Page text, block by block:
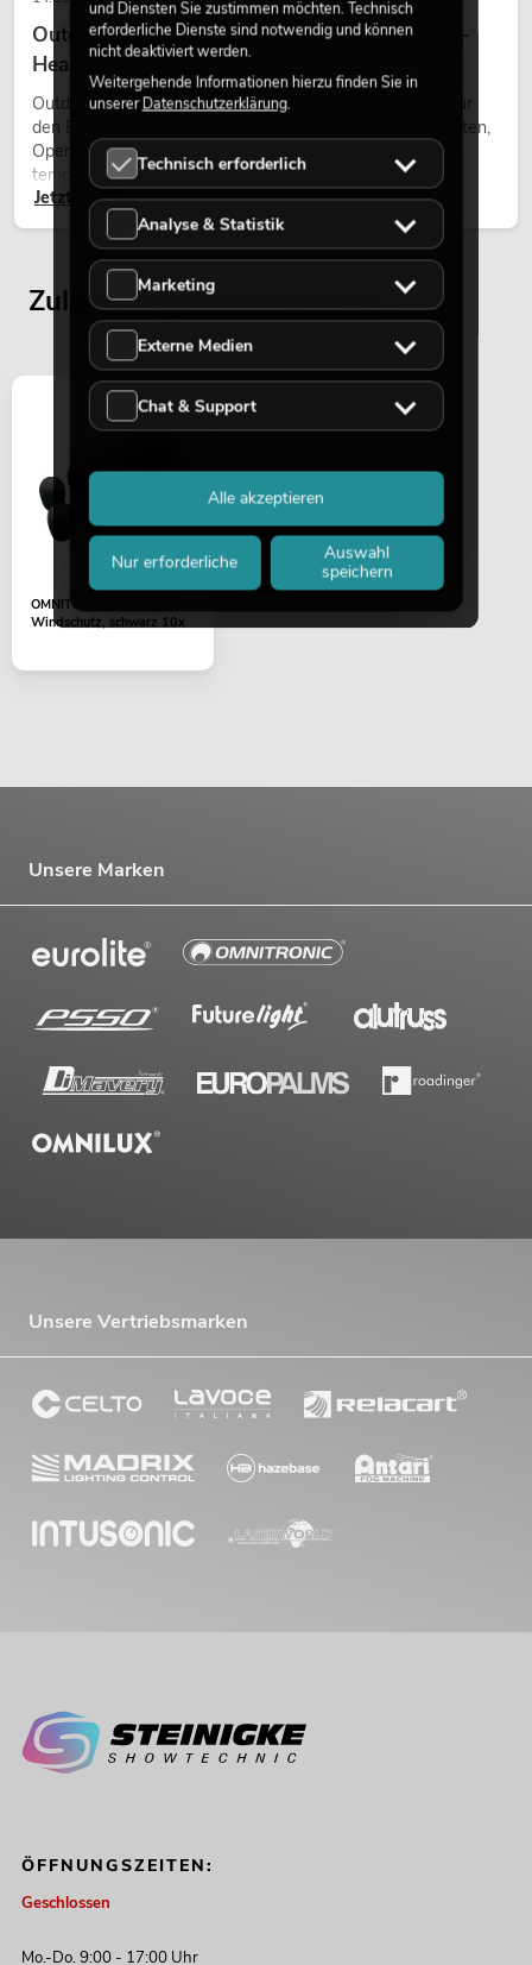
Outdoor Moving-Heads: Wetterfeste Moving-
Heads bei Events
Outdoor Moving-Heads sind bewegliche Scheinwerfer für
den Einsatz im Freien. Sie werden bei Festivals, Stadtfesten,
Open-Air-Konzerten, Architekturinszenierungen und
temporären Außeninstallationen eingesetzt.
Jetzt lesen
Zuletzt angesehene Artikel
OMNITRONIC UHF-100
Windschutz, schwarz 10x
Unsere Marken
Unsere Vertriebsmarken
ÖFFNUNGSZEITEN:
Geschlossen
Mo.-Do. 9:00 - 17:00 Uhr
und Diensten Sie zustimmen möchten. Technisch
erforderliche Dienste sind notwendig und können
nicht deaktiviert werden.
Weitergehende Informationen hierzu finden Sie in
unsererDatenschutzerklärung.
Technisch erforderlich
Analyse & Statistik
Marketing
Externe Medien
Chat & Support
Nur erforderliche
Auswahl
speichern
Alle akzeptieren